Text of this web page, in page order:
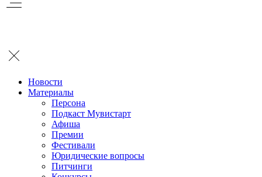
Новости
Материалы
Персона
Подкаст Мувистарт
Афиша
Премии
Фестивали
Юридические вопросы
Питчинги